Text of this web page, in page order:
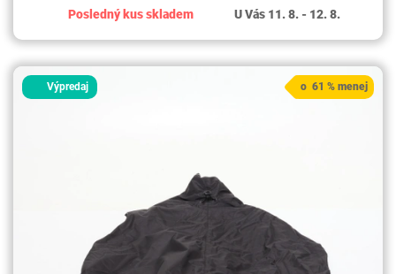
Posledný kus skladem
U Vás 11. 8. - 12. 8.
Výpredaj o 61 % menej